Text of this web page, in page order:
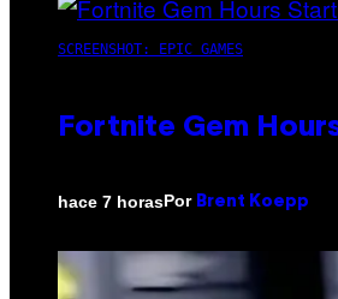
SCREENSHOT: EPIC GAMES
Fortnite Gem
hace 7 horasPor Brent Koepp